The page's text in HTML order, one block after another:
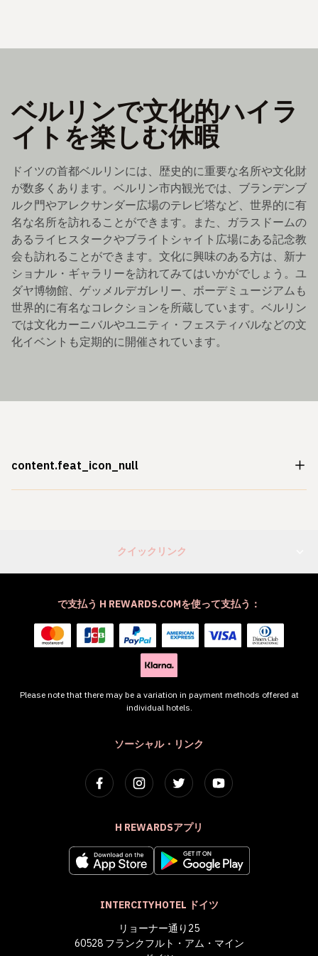
ベルリンで文化的ハイラ
イトを楽しむ休暇
ドイツの首都ベルリンには、歴史的に重要な名所や文化財
が数多くあります。ベルリン市内観光では、ブランデンブ
ルク門やアレクサンダー広場のテレビ塔など、世界的に有
名な名所を訪れることができます。また、ガラスドームの
あるライヒスタークやブライトシャイト広場にある記念教
会も訪れることができます。文化に興味のある方は、新ナ
ショナル・ギャラリーを訪れてみてはいかがでしょう。ユ
ダヤ博物館、ゲッメルデガレリー、ボーデミュージアムも
世界的に有名なコレクションを所蔵しています。ベルリン
では文化カーニバルやユニティ・フェスティバルなどの文
化イベントも定期的に開催されています。
content.feat_icon_null
クイックリンク
ソーシャル・リンク
H REWARDSアプリ
INTERCITYHOTEL ドイツ
リョーナー通り25
60528 フランクフルト・アム・マイン
で支払う H REWARDS.COMを使って支払う：
Please note that there may be a variation in payment methods offered at
individual hotels.